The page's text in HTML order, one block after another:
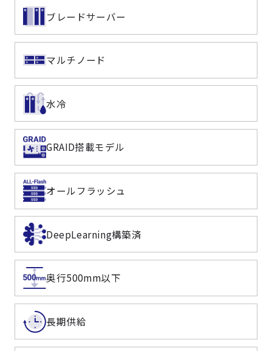
ブレードサーバー
マルチノード
水冷
GRAID搭載モデル
オールフラッシュ
DeepLearning構築済
奥行500mm以下
長期供給